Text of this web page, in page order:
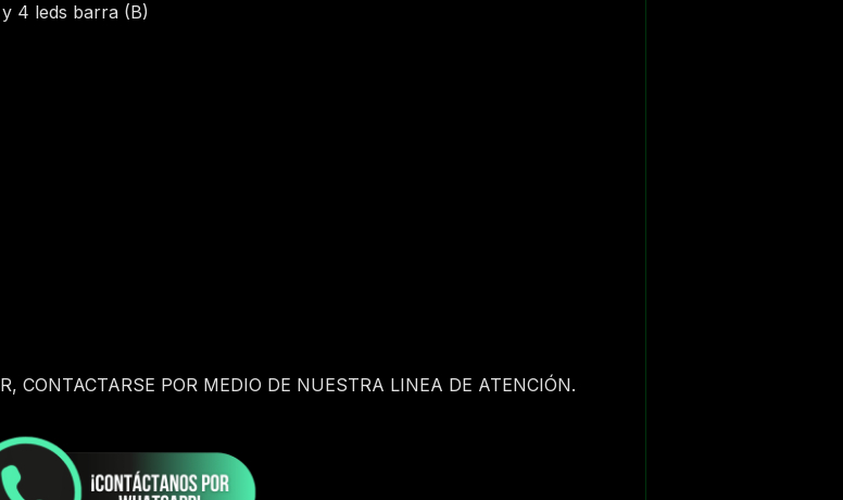
4 leds barra (B)
CONTACTARSE POR MEDIO DE NUESTRA LINEA DE ATENCIÓN.